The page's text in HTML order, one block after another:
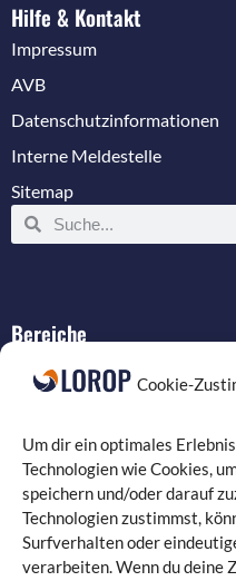
Cookie-
Um dir ein optimales
Technologien wie Cookies,
speichern und/oder darauf
Technologien zustimmst,
Surfverhalten oder
verarbeiten. Wenn du deine
Bereiche
Verkabelung
Compliance
Programmierung
Hilfe & Kontakt
Impressum
AVB
Datenschutzinformationen
Interne Meldestelle
Sitemap